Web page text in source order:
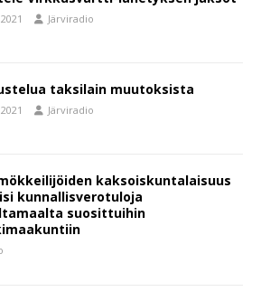
Järviradio
taksilain muutoksista
Järviradio
kaksoiskuntalaisuus
kunnallisverotuloja
suosittuihin